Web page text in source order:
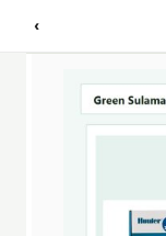
‹